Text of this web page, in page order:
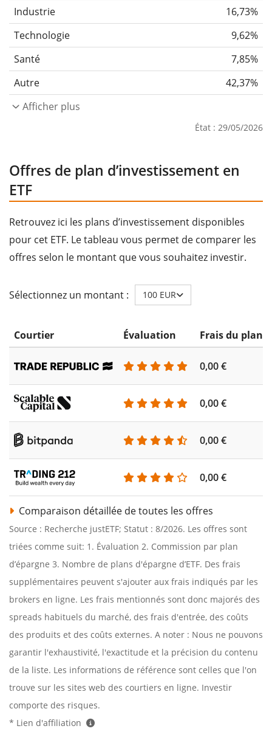
Industrie
16,73%
Technologie
9,62%
Santé
7,85%
Autre
42,37%
Afficher plus
État : 29/05/2026
Offres de plan d’investissement en
ETF
Retrouvez ici les plans d’investissement disponibles
pour cet ETF. Le tableau vous permet de comparer les
offres selon le montant que vous souhaitez investir.
Sélectionnez un montant : 100 EUR
Courtier Évaluation Frais du plan
0,00 €
0,00 €
0,00 €
0,00 €
Comparaison détaillée de toutes les offres
Source : Recherche justETF; Statut : 8/2026. Les offres sont
triées comme suit: 1. Évaluation 2. Commission par plan
d’épargne 3. Nombre de plans d'épargne d’ETF. Des frais
supplémentaires peuvent s'ajouter aux frais indiqués par les
brokers en ligne. Les frais mentionnés sont donc majorés des
spreads habituels du marché, des frais d'entrée, des coûts
des produits et des coûts externes. A noter : Nous ne pouvons
garantir l'exhaustivité, l'exactitude et la précision du contenu
de la liste. Les informations de référence sont celles que l'on
trouve sur les sites web des courtiers en ligne. Investir
comporte des risques.
* Lien d'affiliation